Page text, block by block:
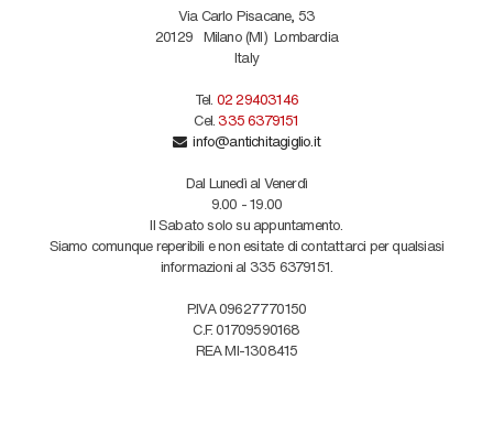
Via Carlo Pisacane, 53
20129 Milano (MI) Lombardia
Italy
Tel. 02 29403146
Cel. 335 6379151
info@antichitagiglio.it
Dal Lunedì al Venerdì
9.00 - 19.00
Il Sabato solo su appuntamento.
Siamo comunque reperibili e non esitate di contattarci per qualsiasi
informazioni al 335 6379151.
P.IVA 09627770150
C.F. 01709590168
REA MI-1308415